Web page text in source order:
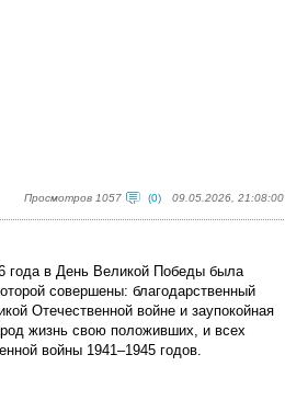
Просмотров 1057 (0) 09.05.2026, 21:08:00
года в День​ Великой​ Победы была
совершены: благодарственный
Отечественной войне и заупокойная
жизнь свою положивших, и всех
войны 1941–1945 годов.